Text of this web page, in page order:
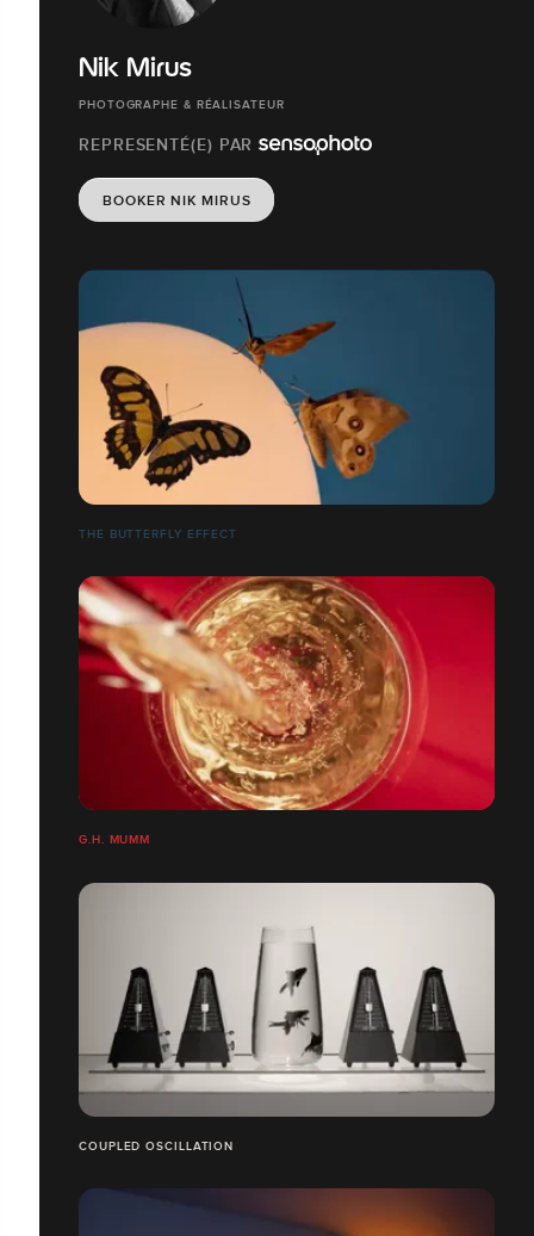
Nik Mirus
PHOTOGRAPHE & RÉALISATEUR
REPRESENTÉ(E) PAR
BOOKER NIK MIRUS
THE BUTTERFLY EFFECT
G.H. MUMM
COUPLED OSCILLATION